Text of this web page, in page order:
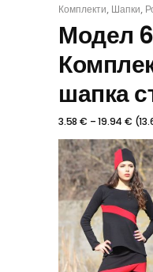
КОМПЛЕКТ
Комплекти, Шапки,
Модел
шапка
3.58 € –19.94€ (